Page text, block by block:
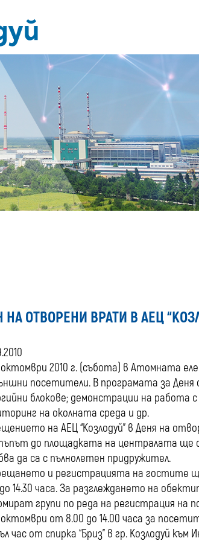
НА ОТВОРЕНИ ВРАТИ В АЕЦ
2010 г. (събота) в Атомната
посетители. В програмата за Деня
блокове; демонстрации на работа
на околната среда и др.
на АЕЦ “Козлодуй” в Деня на
до площадката на централата ще
да са с пълнолетен придружител.
и регистрацията на гостите
14.30 часа. За разглеждането на
групи по реда на регистрация
от 8.00 до 14.00 часа за
час от спирка “Бриз” в гр. Козлодуй